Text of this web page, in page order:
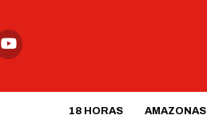
18 HORAS AMAZONAS